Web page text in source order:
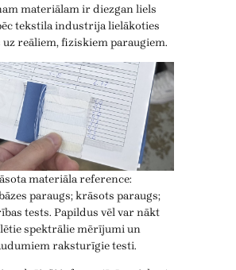
materiālam ir diezgan liels
tekstila industrija lielākoties
reāliem, fiziskiem paraugiem.
materiāla reference:
paraugs; krāsots paraugs;
tests. Papildus vēl var nākt
spektrālie mērījumi un
raksturīgie testi.